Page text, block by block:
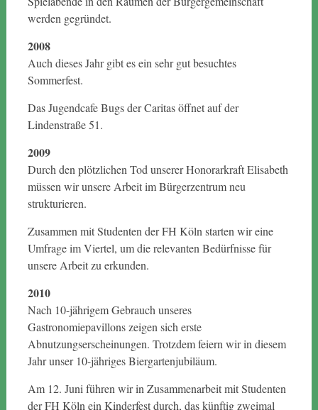
werden gegründet.
2008
Auch dieses Jahr gibt es ein sehr gut besuchtes
Sommerfest.
Das Jugendcafe Bugs der Caritas öffnet auf der
Lindenstraße 51.
2009
Durch den plötzlichen Tod unserer Honorarkraft Elisabeth
müssen wir unsere Arbeit im Bürgerzentrum neu
strukturieren.
Zusammen mit Studenten der FH Köln starten wir eine
Umfrage im Viertel, um die relevanten Bedürfnisse für
unsere Arbeit zu erkunden.
2010
Nach 10-jährigem Gebrauch unseres
Gastronomiepavillons zeigen sich erste
Abnutzungserscheinungen. Trotzdem feiern wir in diesem
Jahr unser 10-jähriges Biergartenjubiläum.
Am 12. Juni führen wir in Zusammenarbeit mit Studenten
der FH Köln ein Kinderfest durch, das künftig zweimal